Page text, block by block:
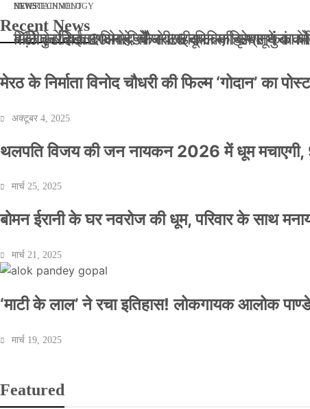
NEWS मार्च 2, 2026
बॉलीवुड के बाद अब डिफेंस टाइकून साहिल लूथरा को
NEWS जनवरी 29, 2026
बड़ी कार्रवाई: 20 माह से जबरन काबिज़ कृष्णा कुंज
ENTERTAINMENT
मेरठ के निर्माता विनोद चौधरी की फिल्म ‘गोदान’
NEWSTECHNOLOGY
मिलिए रोहित उगले से! कैसे 16 साल की उम्र में
Recent News
मेरठ के निर्माता विनोद चौधरी की फिल्म ‘गोदान’ का
अक्टूबर 4, 2025
थलपति विजय की जन नायकन 2026 में धूम मचाएगी,
मार्च 25, 2025
बोमन ईरानी के घर नवरोज की धूम, परिवार के साथ
मार्च 21, 2025
‘माटी के लाल’ ने रचा इतिहास! लोकगायक आलोक
मार्च 19, 2025
Featured